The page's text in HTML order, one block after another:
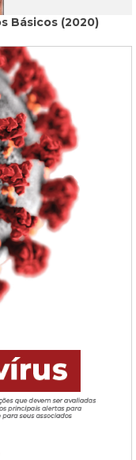
Básicos (2020)